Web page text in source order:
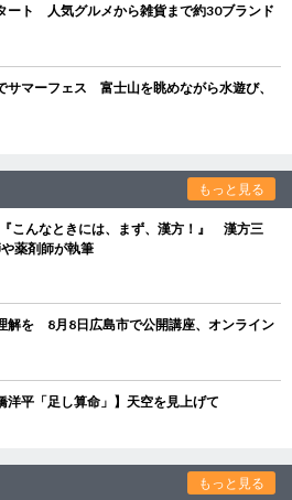
ート 人気グルメから雑貨まで約30ブランド
サマーフェス 富士山を眺めながら水遊び、
もっと見る
こんなときには、まず、漢方！』 漢方三
薬剤師が執筆
解を 8月8日広島市で公開講座、オンライン
洋平「足し算命」】天空を見上げて
もっと見る